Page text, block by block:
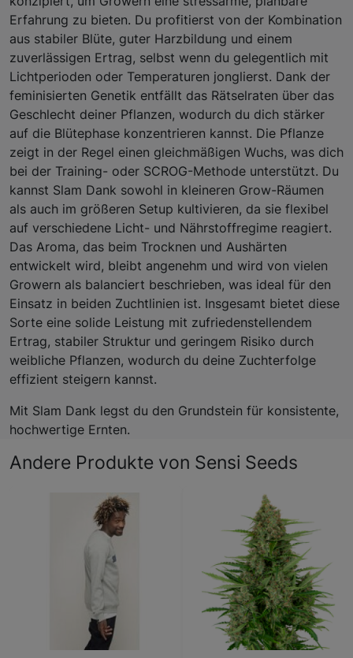
Erfahrung zu bieten. Du profitierst von der Kombination
aus stabiler Blüte, guter Harzbildung und einem
zuverlässigen Ertrag, selbst wenn du gelegentlich mit
Lichtperioden oder Temperaturen jonglierst. Dank der
feminisierten Genetik entfällt das Rätselraten über das
Geschlecht deiner Pflanzen, wodurch du dich stärker
auf die Blütephase konzentrieren kannst. Die Pflanze
zeigt in der Regel einen gleichmäßigen Wuchs, was dich
bei der Training- oder SCROG-Methode unterstützt. Du
kannst Slam Dank sowohl in kleineren Grow-Räumen
als auch im größeren Setup kultivieren, da sie flexibel
auf verschiedene Licht- und Nährstoffregime reagiert.
Das Aroma, das beim Trocknen und Aushärten
entwickelt wird, bleibt angenehm und wird von vielen
Growern als balanciert beschrieben, was ideal für den
Einsatz in beiden Zuchtlinien ist. Insgesamt bietet diese
Sorte eine solide Leistung mit zufriedenstellendem
Ertrag, stabiler Struktur und geringem Risiko durch
weibliche Pflanzen, wodurch du deine Zuchterfolge
effizient steigern kannst.
Mit Slam Dank legst du den Grundstein für konsistente,
hochwertige Ernten.
Andere Produkte von Sensi Seeds